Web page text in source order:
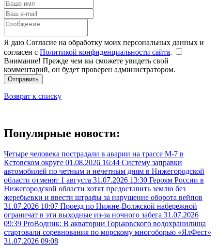
Я даю Согласие на обработку моих персональных данных и
согласен с Политикой конфиденциальности сайта.
Внимание! Прежде чем вы сможете увидеть свой
комментарий, он будет проверен администратором.
Отправить
Возврат к списку
Популярные новости:
Четыре человека пострадали в аварии на трассе М-7 в
Кстовском округе 01.08.2026 16:44 Систему заправки
автомобилей по четным и нечетным дням в Нижегородской
области отменят 1 августа 31.07.2026 13:30 Героям России в
Нижегородской области хотят предоставить землю без
жеребьевки и ввести штрафы за нарушение оборота вейпов
31.07.2026 10:07 Проезд по Нижне-Волжской набережной
ограничат в эти выходные из-за ночного забега 31.07.2026
09:39 ProВодник: В акватории Горьковского водохранилища
стартовали соревнования по морскому многоборью «ЯлФест»
31.07.2026 09:08